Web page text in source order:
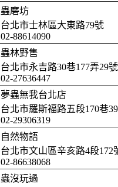
蟲磨坊
台北市士林區大東路79號
02-88614090
蟲林野售
台北市永吉路30巷177弄29號
02-27636447
夢蟲無我台北店
台北市羅斯福路五段170巷
02-29306319
自然物語
台北市文山區辛亥路4段172
02-86638068
蟲沒玩過